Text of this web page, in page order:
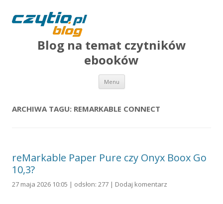
Blog na temat czytników
ebooków
Menu Przejdź do treści
ARCHIWA TAGU: REMARKABLE CONNECT
reMarkable Paper Pure czy Onyx Boox Go
10,3?
27 maja 2026 10:05 | odsłon: 277 | Dodaj komentarz